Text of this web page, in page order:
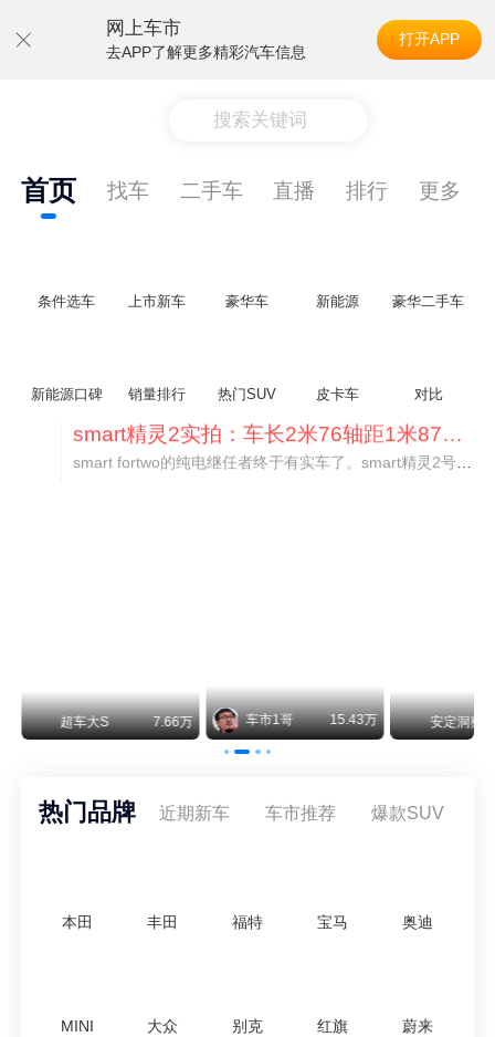
网上车市
去APP了解更多精彩汽车信息
打开APP
搜索关键词
首页 找车 二手车 直播 排行 更多
条件选车 上市新车 豪华车 新能源 豪华二手车
新能源口碑 销量排行 热门SUV 皮卡车 对比
美国花旗：奇瑞市值被严重低估！预计36港元/股
近期美国权威投行花旗再度发布研报，坚定维持奇瑞汽车（09973.HK）买入评级，将其合理目标价定格在36港元/股。对照公司最新25.46港元的二级市场现价，这一目标价意味着股价存在41.4%的可观上行空间，花旗直言，当前资本市场受短期市场情绪、国内车市价格战扰动，明显低估了奇瑞长期价值与全球化成长潜力。
安定洞察 8.07万 智电出行 8.54万 智电出行
热门品牌 近期新车 车市推荐 爆款SUV
本田 丰田 福特 宝马 奥迪
MINI 大众 别克 红旗 蔚来